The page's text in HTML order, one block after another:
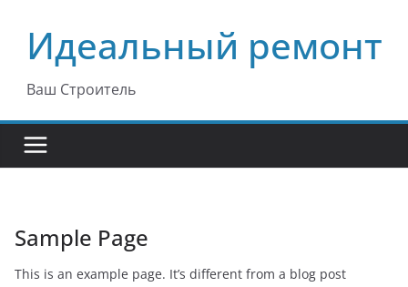
содержимому
Идеальный ремонт
Ваш Строитель
Sample Page
This is an example page. It’s different from a blog post